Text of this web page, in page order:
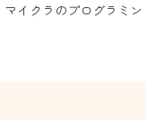
イクラのプログラミン